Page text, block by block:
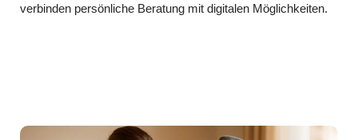
verbinden persönliche Beratung mit digitalen Möglichkeiten.